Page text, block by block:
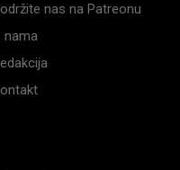
nas na Patreonu
nama